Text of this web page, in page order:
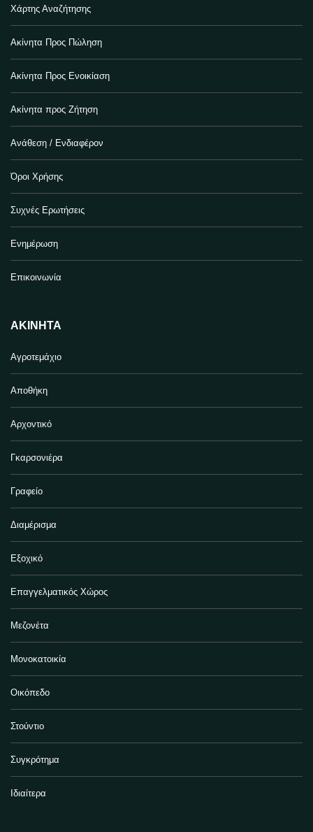
Χάρτης Αναζήτησης
Ακίνητα Προς Πώληση
Ακίνητα Προς Ενοικίαση
Ακίνητα προς Ζήτηση
Ανάθεση / Ενδιαφέρον
Όροι Χρήσης
Συχνές Ερωτήσεις
Ενημέρωση
Επικοινωνία
ΑΚΊΝΗΤΑ
Αγροτεμάχιο
Αποθήκη
Αρχοντικό
Γκαρσονιέρα
Γραφείο
Διαμέρισμα
Εξοχικό
Επαγγελματικός Χώρος
Μεζονέτα
Μονοκατοικία
Οικόπεδο
Στούντιο
Συγκρότημα
Ιδιαίτερα